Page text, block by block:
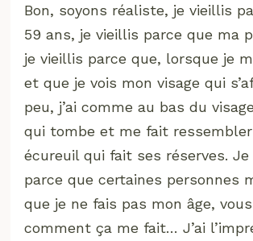
Bon, soyons réaliste, je vieillis
59 ans, je vieillis parce que ma
je vieillis parce que, lorsque je
et que je vois mon visage qui
peu, j’ai comme au bas du
qui tombe et me fait
écureuil qui fait ses réserves. Je
parce que certaines personnes
que je ne fais pas mon âge,
comment ça me fait… J’ai